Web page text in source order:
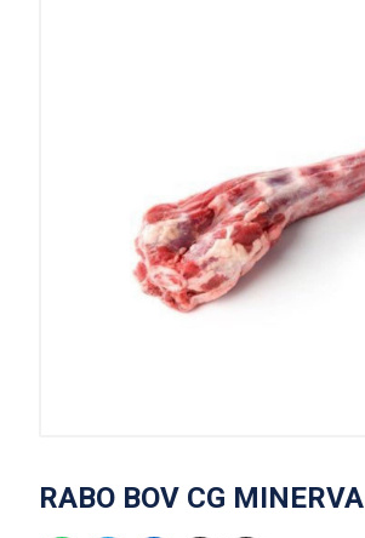
RABO BOV CG MINERVA